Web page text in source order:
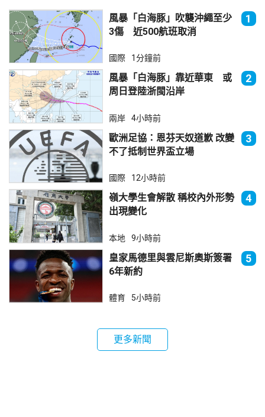
風暴「白海豚」吹襲沖繩至少
3傷 近500航班取消
1
國際 1分鐘前
風暴「白海豚」靠近華東 或
周日登陸浙閩沿岸
2
兩岸 4小時前
歐洲足協：恩芬天奴道歉 改變
不了抵制世界盃立場
3
國際 12小時前
嶺大學生會解散 稱校內外形勢
出現變化
4
本地 9小時前
皇家馬德里與雲尼斯奧斯簽署
6年新約
5
體育 5小時前
更多新聞